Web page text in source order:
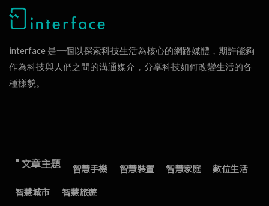
interface 是一個以探索科技生活為核心的網路媒體，期許能夠
作為科技與人們之間的溝通媒介，分享科技如何改變生活的各
種樣貌。
" 文章主題 智慧手機 智慧裝置 智慧家庭
數位生活
智慧城市
智慧旅遊